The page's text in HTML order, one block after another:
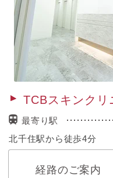
TCBスキンクリ
最寄り駅
北千住駅から徒歩4分
経路のご案内